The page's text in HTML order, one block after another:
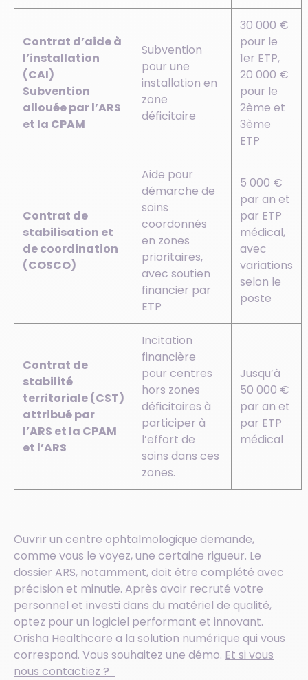
Contrat d’aide à
l’installation
(CAI)
Subvention
allouée par l’ARS
et la CPAM
Subvention
pour une
installation en
zone
déficitaire
30 000 €
pour le
1er ETP,
20 000 €
pour le
2ème et
3ème
ETP
Contrat de
stabilisation et
de coordination
(COSCO)
Aide pour
démarche de
soins
coordonnés
en zones
prioritaires,
avec soutien
financier par
ETP
5 000 €
par an et
par ETP
médical,
avec
variations
selon le
poste
Contrat de
stabilité
territoriale (CST)
attribué par
l’ARS et la CPAM
et l’ARS
Incitation
financière
pour centres
hors zones
déficitaires à
participer à
l’effort de
soins dans ces
zones.
Jusqu’à
50 000 €
par an et
par ETP
médical
Ouvrir un centre ophtalmologique demande,
comme vous le voyez, une certaine rigueur. Le
dossier ARS, notamment, doit être complété avec
précision et minutie. Après avoir recruté votre
personnel et investi dans du matériel de qualité,
optez pour un logiciel performant et innovant.
Orisha Healthcare a la solution numérique qui vous
correspond. Vous souhaitez une démo. Et si vous
nous contactiez ?